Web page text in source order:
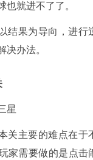
也就进不了了。
结果为导向，进行
决办法。
星
关主要的难点在于
家需要做的是点击